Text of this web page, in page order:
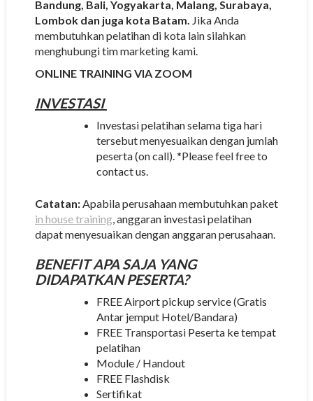
Bandung, Bali, Yogyakarta, Malang, Surabaya,
Lombok dan juga kota Batam. Jika Anda
membutuhkan pelatihan di kota lain silahkan
menghubungi tim marketing kami.
ONLINE TRAINING VIA ZOOM
INVESTASI
Investasi pelatihan selama tiga hari
tersebut menyesuaikan dengan jumlah
peserta (on call). *Please feel free to
contact us.
Catatan:Apabila perusahaan membutuhkan paket
in house training, anggaran investasi pelatihan
dapat menyesuaikan dengan anggaran perusahaan.
BENEFIT APA SAJA YANG
DIDAPATKAN PESERTA?
FREE Airport pickup service (Gratis
Antar jemput Hotel/Bandara)
FREE Transportasi Peserta ke tempat
pelatihan
Module / Handout
FREE Flashdisk
Sertifikat